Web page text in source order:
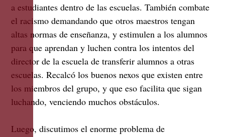
a estudiantes dentro de las escuelas. También combate
el racismo demandando que otros maestros tengan
altas normas de enseñanza, y estimulen a los alumnos
para que aprendan y luchen contra los intentos del
director de la escuela de transferir alumnos a otras
escuelas. Recalcó los buenos nexos que existen entre
los miembros del grupo, y que eso facilita que sigan
luchando, venciendo muchos obstáculos.
Luego, discutimos el enorme problema de